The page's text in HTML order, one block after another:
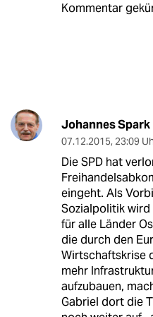
Kommentar
Johannes Spark
07.12.2015, 23:09
Die SPD hat
eingeht. Als
Sozialpolitik
für alle Länder
die durch den
Wirtschaftskrise
mehr
aufzubauen,
Gabriel dort die